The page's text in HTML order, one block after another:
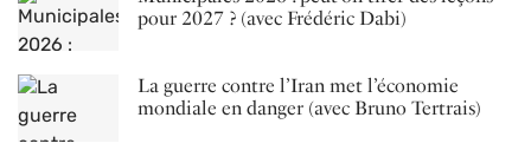
pour 2027 ? (avec Frédéric Dabi)
La guerre contre l’Iran met l’économie
mondiale en danger (avec Bruno Tertrais)